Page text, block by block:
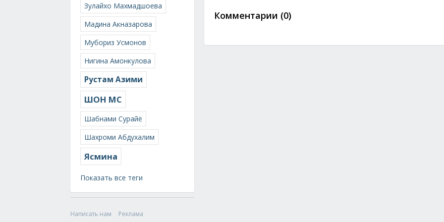
Зулайхо Махмадшоева
Мадина Акназарова
Мубориз Усмонов
Нигина Амонкулова
Рустам Азими
ШОН МС
Шабнами Сурайё
Шахроми Абдухалим
Ясмина
Показать все теги
Написать нам
Реклама
Комментарии (0)